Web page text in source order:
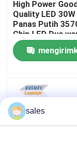
Wisata pabrik
Kontrol kualitas
Berita
High Power
Quality LED
Panas Putih
Chip LED Dua
suhu untuk lampu
depan mobil
sales